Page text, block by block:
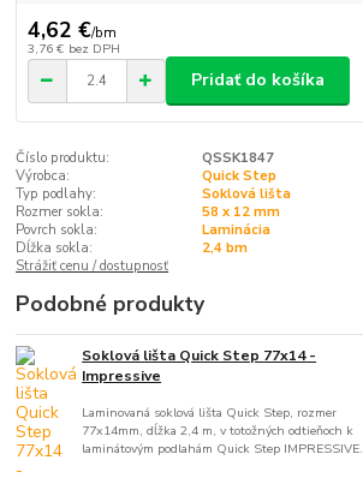
4,62 €/bm
3,76 € bez DPH
Pridať do košíka
Číslo produktu:
QSSK1847
Výrobca:
Quick Step
Typ podlahy:
Soklová lišta
Rozmer sokla:
58 x 12 mm
Povrch sokla:
Laminácia
Dĺžka sokla:
2,4 bm
Strážiť cenu / dostupnosť
Podobné produkty
Soklová lišta Quick Step 77x14 -
Impressive
Laminovaná soklová lišta Quick Step, rozmer
77x14mm, dĺžka 2,4 m, v totožných odtieňoch k
laminátovým podlahám Quick Step IMPRESSIVE.